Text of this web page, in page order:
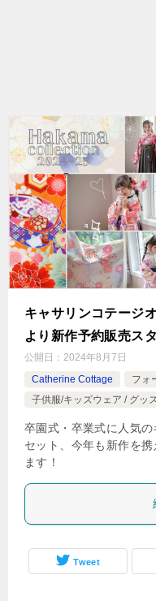
キャサリンコテージ
より新作予約販売ス
公開日： 2024年8月7日
Catherine Cottage
フォ
子供服/キッズウェア / グッ
卒園式・卒業式に人気
セット、今年も新作を
ます！
Tweet